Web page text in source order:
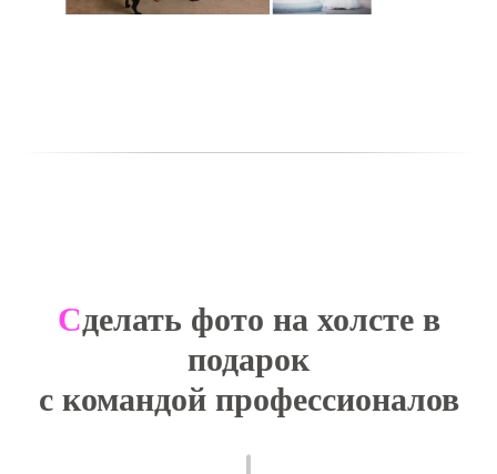
Сделать фото на холсте в
подарок
с командой профессионалов